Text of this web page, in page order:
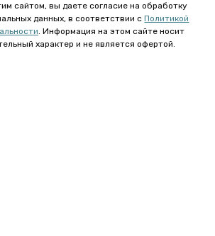
сайтом, вы даете согласие на обработку
данных, в соответствии сПолитикой
. Информация на этом сайте носит
характер и не является офертой.